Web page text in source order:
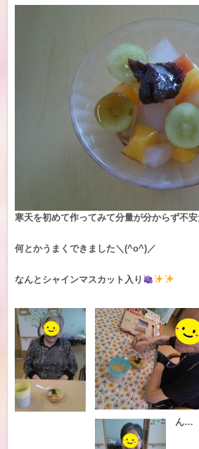
寒天を初めて作ってみて分量が分からず不
何とかうまくできました＼(^o^)／
なんとシャインマスカット入り
ん…